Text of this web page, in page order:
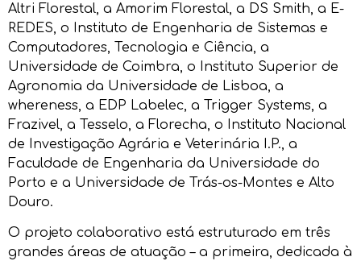
Altri Florestal, a Amorim Florestal, a DS Smith, a E-
REDES, o Instituto de Engenharia de Sistemas e
Computadores, Tecnologia e Ciência, a
Universidade de Coimbra, o Instituto Superior de
Agronomia da Universidade de Lisboa, a
whereness, a EDP Labelec, a Trigger Systems, a
Frazivel, a Tesselo, a Florecha, o Instituto Nacional
de Investigação Agrária e Veterinária I.P., a
Faculdade de Engenharia da Universidade do
Porto e a Universidade de Trás-os-Montes e Alto
Douro.
O projeto colaborativo está estruturado em três
grandes áreas de atuação – a primeira, dedicada à